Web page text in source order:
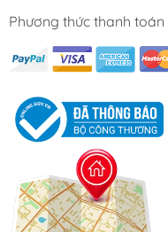
Phương thức thanh toán